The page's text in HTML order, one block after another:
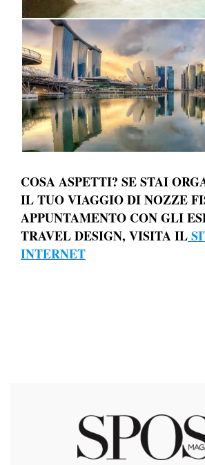
COSA ASPETTI? SE STAI
IL TUO VIAGGIO DI NOZZE
APPUNTAMENTO CON GLI
TRAVEL DESIGN, VISITA IL
INTERNET